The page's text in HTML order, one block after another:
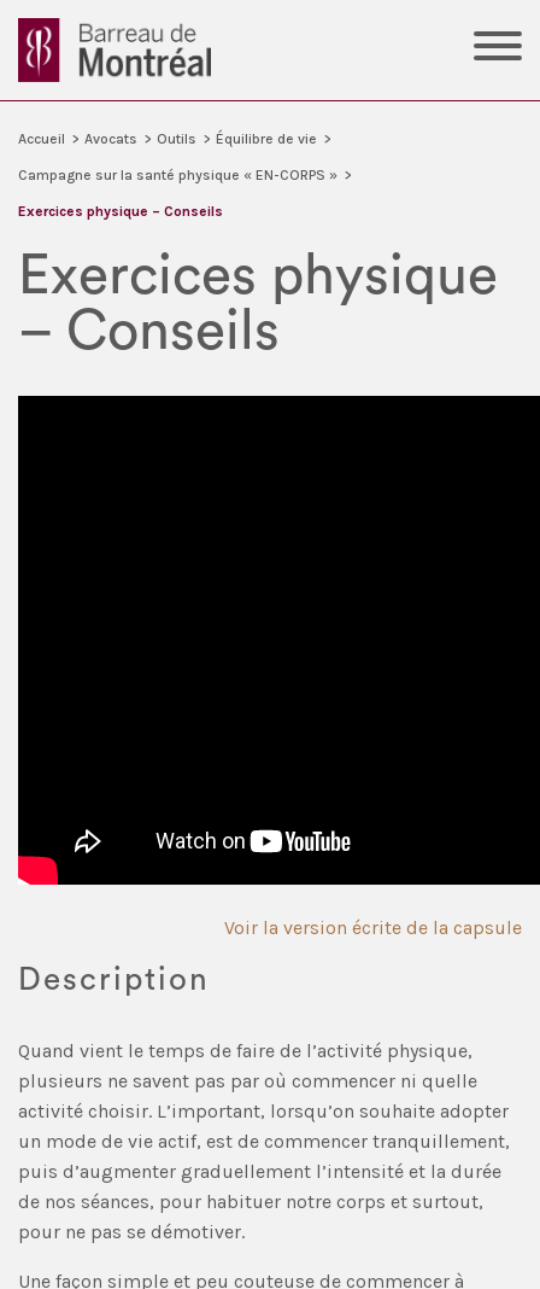
Accueil > Avocats > Outils > Équilibre de vie >
Campagne sur la santé physique « EN-CORPS » >
Exercices physique – Conseils
Exercices physique
– Conseils
Voir la version écrite de la capsule
Description
Quand vient le temps de faire de l’activité physique,
plusieurs ne savent pas par où commencer ni quelle
activité choisir. L’important, lorsqu’on souhaite adopter
un mode de vie actif, est de commencer tranquillement,
puis d’augmenter graduellement l’intensité et la durée
de nos séances, pour habituer notre corps et surtout,
pour ne pas se démotiver.
Une façon simple et peu couteuse de commencer à